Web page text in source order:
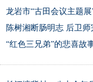
龙岩市“古田会议主题
陈树湘断肠明志 后卫师
“红色三兄弟”的悲喜故